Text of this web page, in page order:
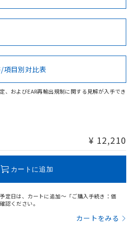
Cd Cr(VI)
在する可能性があります。
No No
の製品の規格認証/適合状況ページへ
こちらのページからご検索ください
項目別対比表
、およびEAR再輸出規制に関する見解が入手でき
¥ 12,210
カートに追加
定日は、カートに追加～「ご購入手続き：価
認ください。
カートをみる